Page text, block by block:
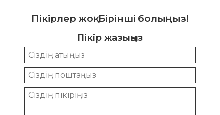
Пікірлер жоқ. Бірінші болыңыз!
Пікір жазыңыз